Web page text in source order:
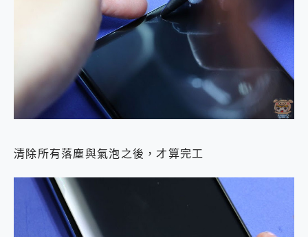
清除所有落塵與氣泡之後，才算完工